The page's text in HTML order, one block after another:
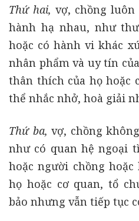
Thứ hai, vợ, chồng
hành hạ nhau, như
hoặc có hành vi khác
nhân phẩm và uy tín
thân thích của họ hoặc
thể nhắc nhở, hoà giải
Thứ ba, vợ, chồng
như có quan hệ ngoại
hoặc người chồng
họ hoặc cơ quan, tổ
bảo nhưng vẫn tiếp tục